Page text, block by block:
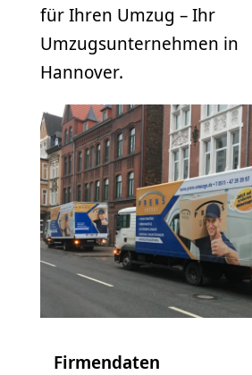
für Ihren Umzug – Ihr
Umzugsunternehmen in
Hannover.
Firmendaten